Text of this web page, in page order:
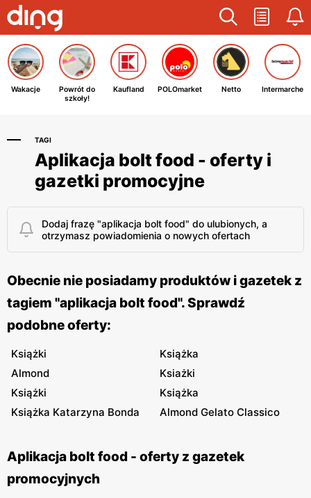
Wakacje
Powrót do
szkoły!
Kaufland POLOmarket Netto Intermarche
TAGI
Aplikacja bolt food - oferty i
gazetki promocyjne
Dodaj frazę "aplikacja bolt food" do ulubionych, a
otrzymasz powiadomienia o nowych ofertach
Obecnie nie posiadamy produktów i gazetek z
tagiem "aplikacja bolt food". Sprawdź
podobne oferty:
Książki
Książka
Almond
Ksiażki
Książki
Książka
Książka Katarzyna Bonda
Almond Gelato Classico
Aplikacja bolt food - oferty z gazetek
promocyjnych